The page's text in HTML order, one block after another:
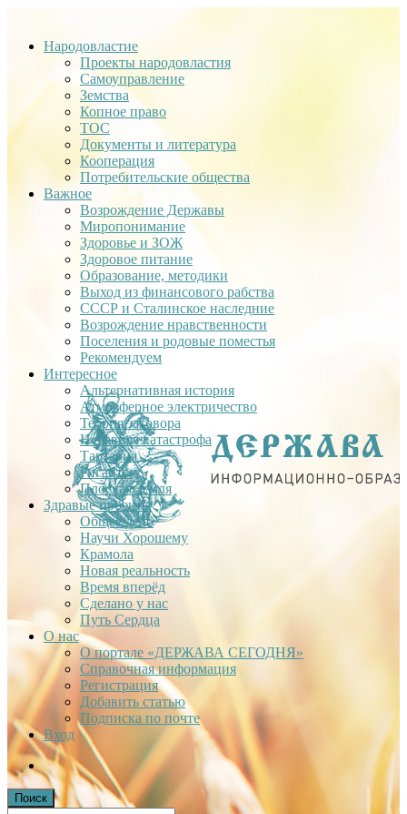
Народовластие
Проекты народовластия
Самоуправление
Земства
Копное право
ТОС
Документы и литература
Кооперация
Потребительские общества
Важное
Возрождение Державы
Миропонимание
Здоровье и ЗОЖ
Здоровое питание
Образование, методики
Выход из финансового рабства
СССР и Сталинское наследние
Возрождение нравственности
Поселения и родовые поместья
Рекомендуем
Интересное
Альтернативная история
Атмосферное электричество
Теория заговора
Недавняя катастрофа
Тартария
Гиганты
Плоская Земля
Здравые проекты
Общее дело
Научи Хорошему
Крамола
Новая реальность
Время вперёд
Сделано у нас
Путь Сердца
О нас
О портале «ДЕРЖАВА СЕГОДНЯ»
Справочная информация
Регистрация
Добавить статью
Подписка по почте
Вход